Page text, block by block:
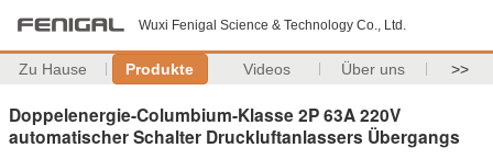
Wuxi Fenigal Science & Technology Co., Ltd.
Zu Hause Produkte Videos Über uns >>
Doppelenergie-Columbium-Klasse 2P 63A 220V
automatischer Schalter Druckluftanlassers Übergangs